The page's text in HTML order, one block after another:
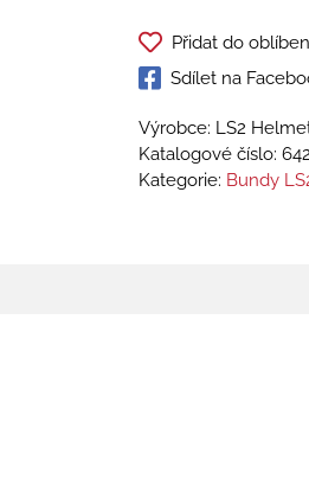
Přidat do
Sdílet na
Výrobce: LS2
Katalogové číslo:
Kategorie: Bundy